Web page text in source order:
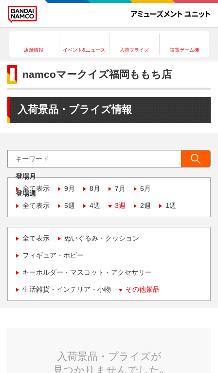
店舗情報 イベント&ニュース 入荷プライズ 設置ゲーム機
namcoマークイズ福岡ももち店
入荷景品・プライズ情報
登場月
全て表示
9月 8月 7月 6月
登場週
全て表示
5週 4週 3週 2週 1週
全て表示 ぬいぐるみ・クッション
フィギュア・ホビー
キーホルダー・マスコット・アクセサリー
生活雑貨・インテリア・小物 その他景品